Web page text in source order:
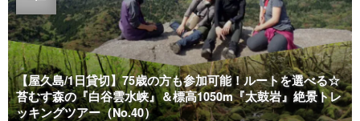
【屋久島/1日貸切】75歳の方も参加可能！ルートを選べる☆
苔むす森の『白谷雲水峡』＆標高1050m『太鼓岩』絶景トレ
ッキングツアー（No.40）